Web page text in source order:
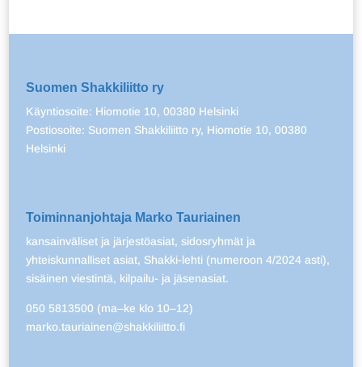
Suomen Shakkiliitto ry
Käyntiosoite: Hiomotie 10, 00380 Helsinki
Postiosoite: Suomen Shakkiliitto ry, Hiomotie 10, 00380
Helsinki
Toiminnanjohtaja Marko Tauriainen
kansainväliset ja järjestöasiat, sidosryhmät ja
yhteiskunnalliset asiat, Shakki-lehti (numeroon 4/2024 asti),
sisäinen viestintä, kilpailu- ja jäsenasiat.
050 5813500 (ma–ke klo 10–12)
marko.tauriainen@shakkiliitto.fi